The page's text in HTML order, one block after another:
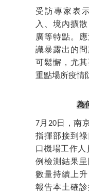
受訪專家表
入、境內擴
廣等特點。
識暴露出的
可鬆懈，尤
重點場所疫情
為
7月20日，南
指揮部接到
口機場工作
例檢測結果
數量持續上
報告本土確